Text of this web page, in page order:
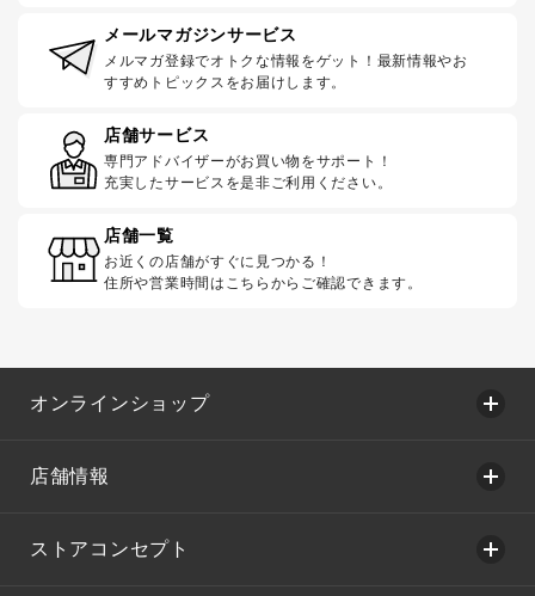
メールマガジンサービス
メルマガ登録でオトクな情報をゲット！最新情報やお
すすめトピックスをお届けします。
店舗サービス
専門アドバイザーがお買い物をサポート！
充実したサービスを是非ご利用ください。
店舗一覧
お近くの店舗がすぐに見つかる！
住所や営業時間はこちらからご確認できます。
オンラインショップ
店舗情報
ストアコンセプト